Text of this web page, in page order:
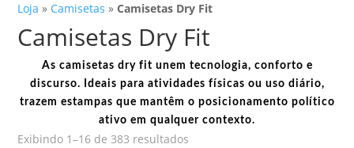
Loja » Camisetas »Camisetas Dry Fit
Camisetas Dry Fit
As camisetas dry fit unem tecnologia, conforto e
discurso. Ideais para atividades físicas ou uso diário,
trazem estampas que mantêm o posicionamento político
ativo em qualquer contexto.
Exibindo 1–16 de 383 resultados